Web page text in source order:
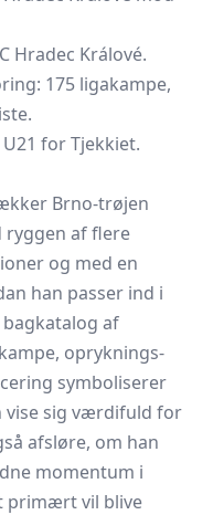
Hradec Králové.
175 ligakampe,
for Tjekkiet.
Brno-trøjen
­ryggen af flere
og med en
han passer ind i
af
opryknings­
symboliserer
vise sig værdifuld for
afsløre, om han
momentum i
primært vil blive